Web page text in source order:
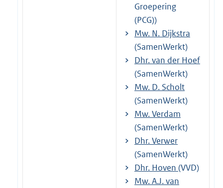
Groepering
(PCG))
Mw. N. Dijkstra
(SamenWerkt)
Dhr. van der Hoef
(SamenWerkt)
Mw. D. Scholt
(SamenWerkt)
Mw. Verdam
(SamenWerkt)
Dhr. Verwer
(SamenWerkt)
Dhr. Hoven (VVD)
Mw. A.J. van